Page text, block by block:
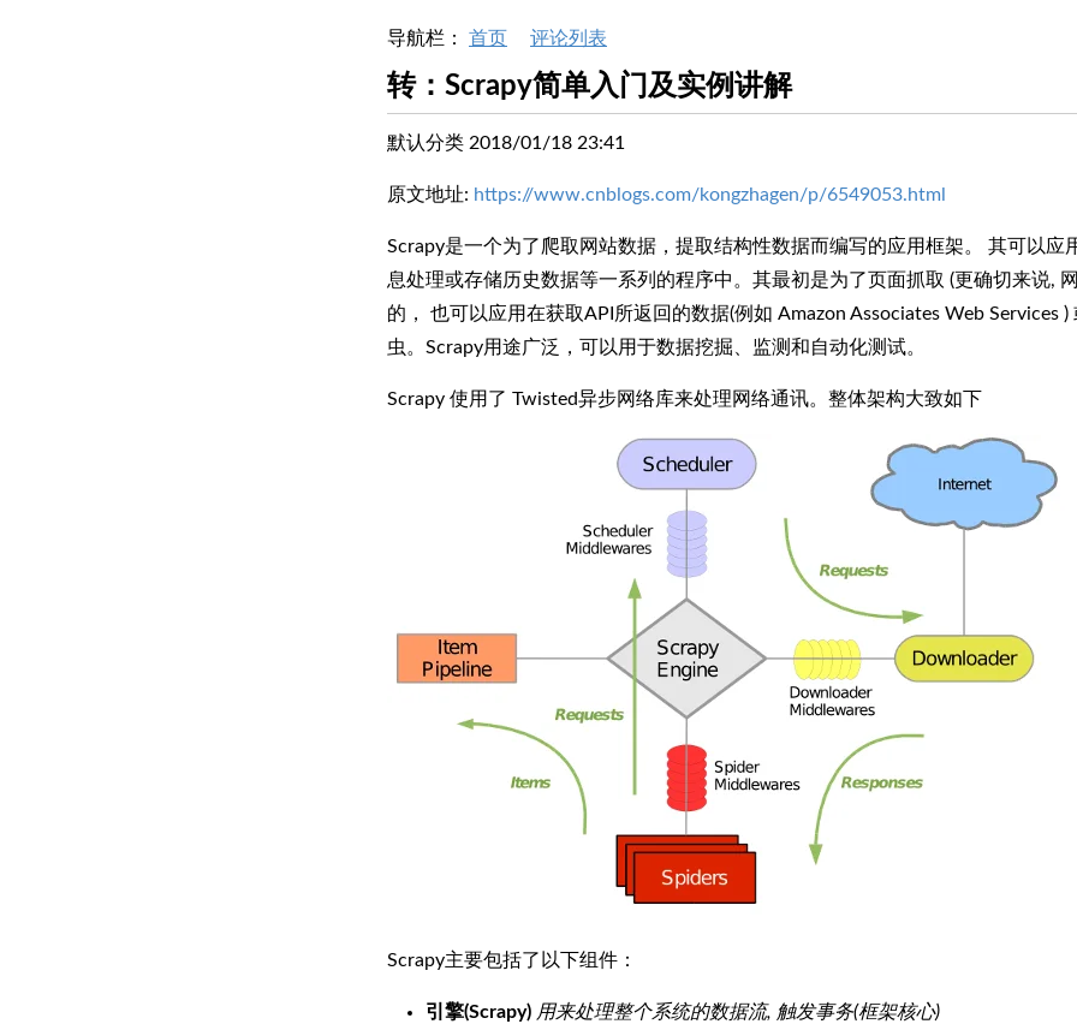
导航栏： 首页 评论列表
转：Scrapy简单入门及实例讲解
默认分类 2018/01/18 23:41
原文地址: https://www.cnblogs.com/kongzhagen/p/6549053.html
Scrapy是一个为了爬取网站数据，提取结构性数据而编写的应用框架。 其可以应
息处理或存储历史数据等一系列的程序中。其最初是为了页面抓取 (更确切来说,
的， 也可以应用在获取API所返回的数据(例如 Amazon Associates Web Services
虫。Scrapy用途广泛，可以用于数据挖掘、监测和自动化测试。
Scrapy 使用了 Twisted异步网络库来处理网络通讯。整体架构大致如下
Scrapy主要包括了以下组件：
引擎(Scrapy) 用来处理整个系统的数据流, 触发事务(框架核心)